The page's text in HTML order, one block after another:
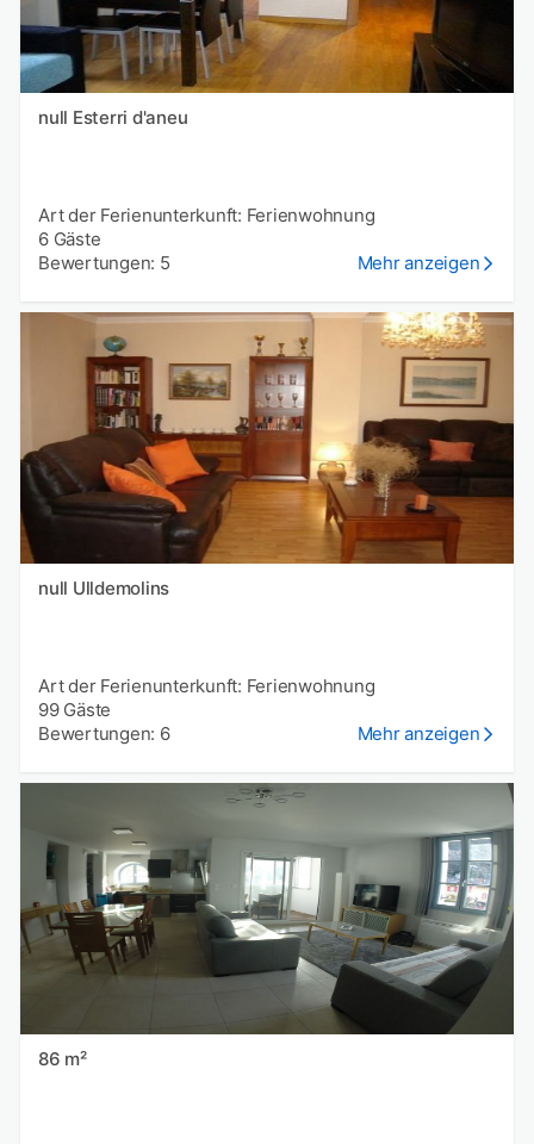
null Esterri d'aneu
Art der Ferienunterkunft: Ferienwohnung
6 Gäste
Bewertungen: 5
Mehr anzeigen
null Ulldemolins
Art der Ferienunterkunft: Ferienwohnung
99 Gäste
Bewertungen: 6
Mehr anzeigen
86 m²